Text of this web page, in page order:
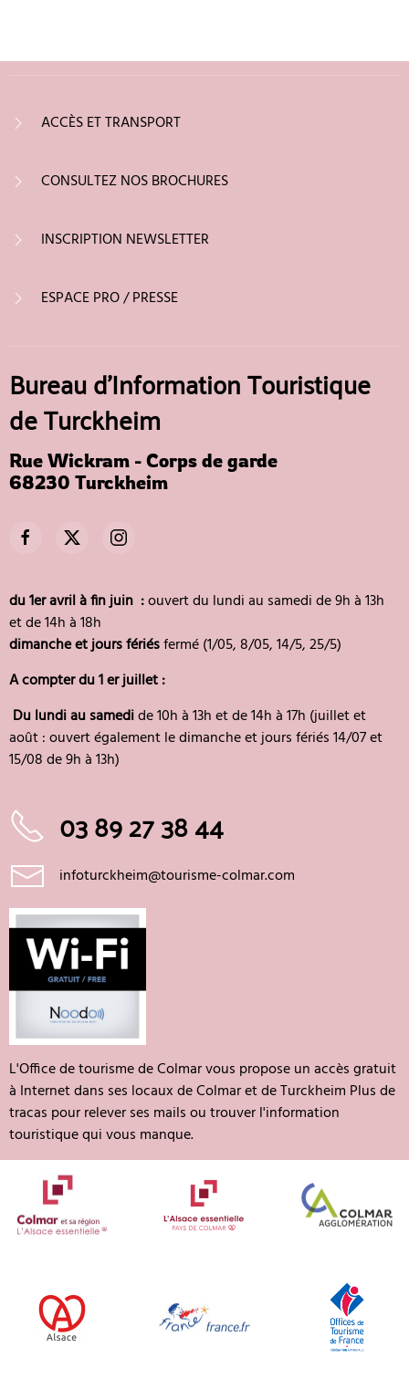
ACCÈS ET TRANSPORT
CONSULTEZ NOS BROCHURES
INSCRIPTION NEWSLETTER
ESPACE PRO / PRESSE
Bureau d'Information Touristique
de Turckheim
Rue Wickram - Corps de garde
68230 Turckheim
du 1er avril à fin juin :ouvert du lundi au samedi de 9h à 13h
et de 14h à 18h
dimanche et jours fériésfermé (1/05, 8/05, 14/5, 25/5)
A compter du 1 er juillet :
Du lundi au samedide 10h à 13h et de 14h à 17h (juillet et
août : ouvert également le dimanche et jours fériés 14/07 et
15/08 de 9h à 13h)
03 89 27 38 44
infoturckheim@tourisme-colmar.com
L'Office de tourisme de Colmar vous propose un accès gratuit
à Internet dans ses locaux de Colmar et de Turckheim Plus de
tracas pour relever ses mails ou trouver l'information
touristique qui vous manque.